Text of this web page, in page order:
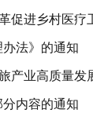
法》的通知
内容的通知